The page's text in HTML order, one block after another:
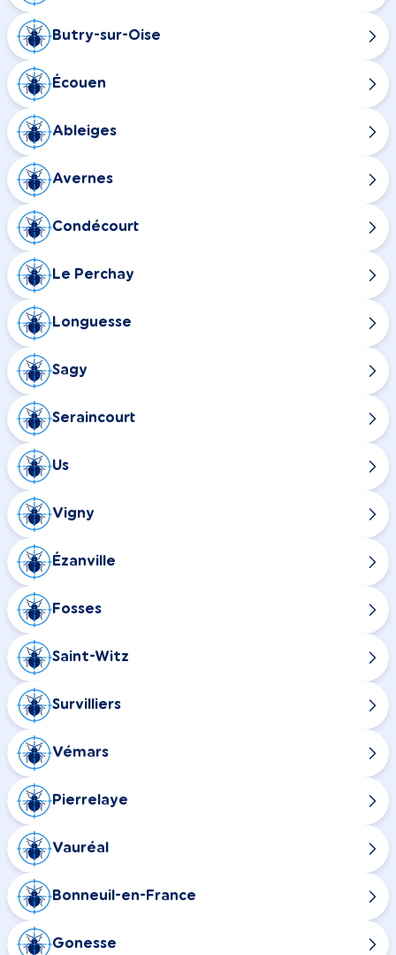
Butry-sur-Oise
Écouen
Ableiges
Avernes
Condécourt
Le Perchay
Longuesse
Sagy
Seraincourt
Us
Vigny
Ézanville
Fosses
Saint-Witz
Survilliers
Vémars
Pierrelaye
Vauréal
Bonneuil-en-France
Gonesse